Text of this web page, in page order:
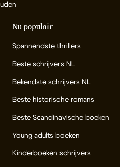
Nu populair
Spannendste thrillers
Beste schrijvers NL
Bekendste schrijvers NL
Beste historische romans
Beste Scandinavische boeken
Young adults boeken
Kinderboeken schrijvers